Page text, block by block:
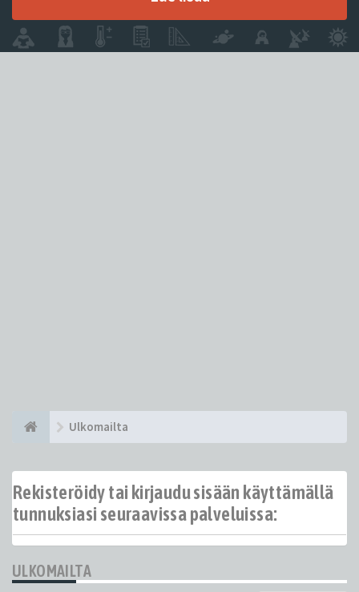
Ulkomailta
Rekisteröidy tai kirjaudu sisään käyttämällä
tunnuksiasi seuraavissa palveluissa:
ULKOMAILTA